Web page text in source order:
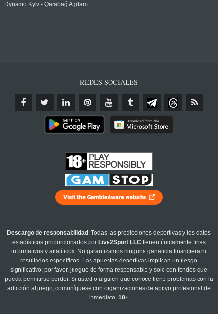
Dynamo Kyiv - Qarabağ Agdam
REDES SOCIALES
Descargo de responsabilidad : Todas las predicciones deportivas y los datos
estadísticos proporcionados por Live2Sport LLC tienen únicamente fines
informativos y analíticos. No garantizamos ninguna ganancia financiera ni
resultados específicos. Las apuestas deportivas implican un riesgo
significativo; por favor, juegue de forma responsable y solo con fondos que
pueda permitirse perder. Si usted o alguien que conoce tiene problemas con la
adicción al juego, comuníquese con organizaciones de apoyo profesional de
inmediato.18+